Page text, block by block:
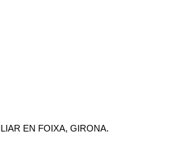
EN FOIXA, GIRONA.